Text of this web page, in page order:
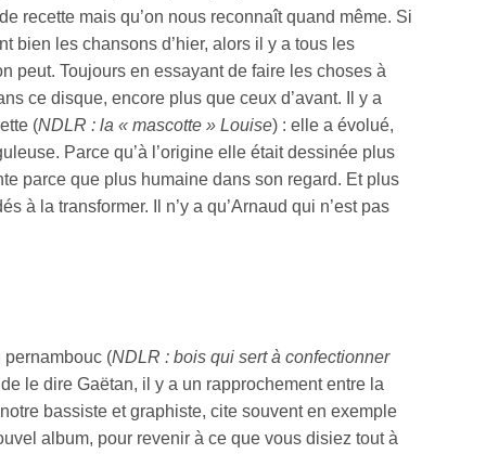
recette mais qu’on nous reconnaît quand même. Si
bien les chansons d’hier, alors il y a tous les
peut. Toujours en essayant de faire les choses à
ce disque, encore plus que ceux d’avant. Il y a
(NDLR : la « mascotte » Louise) : elle a évolué,
Parce qu’à l’origine elle était dessinée plus
parce que plus humaine dans son regard. Et plus
à la transformer. Il n’y a qu’Arnaud qui n’est pas
pernambouc (NDLR : bois qui sert à confectionner
le dire Gaëtan, il y a un rapprochement entre la
bassiste et graphiste, cite souvent en exemple
album, pour revenir à ce que vous disiez tout à